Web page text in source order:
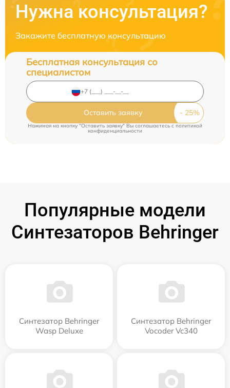
Нужна консультация?
Закажите бесплатную консультацию
Бесплатная консультация со
специалистом
Оставить заявку
Нажимая на кнопку "Оставить заявку" Вы соглашаетесь cполитикой
конфиденциальности
Популярные модели
Синтезаторов Behringer
Синтезатор Behringer
Wasp Deluxe
Синтезатор Behringer
Vocoder Vc340